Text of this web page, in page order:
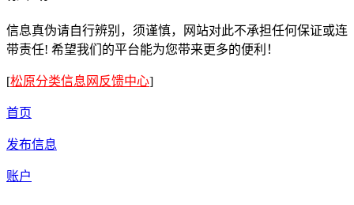
信息真伪请自行辨别，须谨慎，网站对此不承担任何保证或连
带责任! 希望我们的平台能为您带来更多的便利！
[松原分类信息网反馈中心]
首页
发布信息
账户